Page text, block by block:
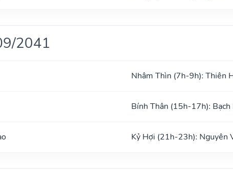
2041
Nhâm Thìn (7h-9h): Thiên
Bính Thân (15h-17h): Bạch
Kỷ Hợi (21h-23h): Nguyên